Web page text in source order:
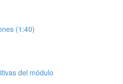
(1:40)
del módulo